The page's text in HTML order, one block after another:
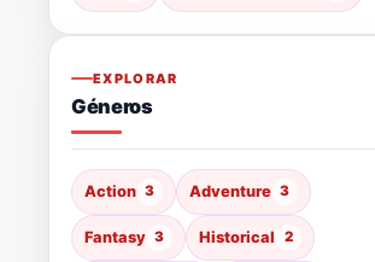
EXPLORAR
Géneros
Action 3 Adventure 3
Fantasy 3 Historical 2